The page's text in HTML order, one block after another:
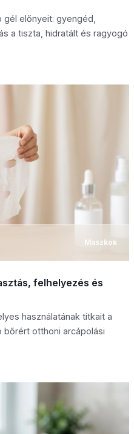
előnyeit: gyengéd,
a tiszta, hidratált és ragyogó
Maszkok
felhelyezés és
használatának titkait a
otthoni arcápolási